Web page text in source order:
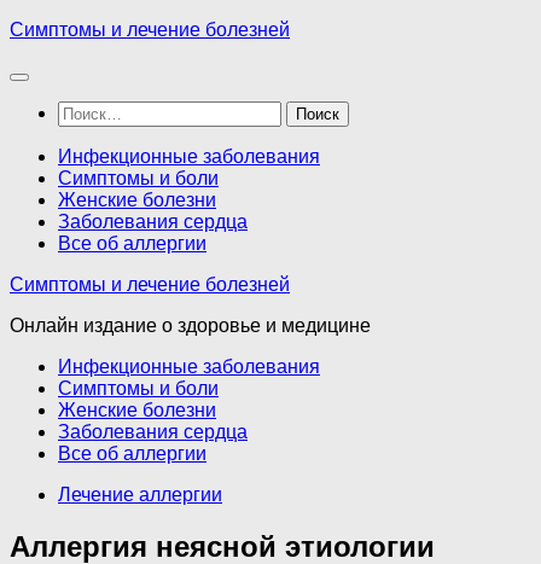
Перейти
содержимому
Симптомы и лечение болезней
Найти:
Инфекционные заболевания
Симптомы и боли
Женские болезни
Заболевания сердца
Все об аллергии
Симптомы и лечение болезней
Онлайн издание о здоровье и медицине
Инфекционные заболевания
Симптомы и боли
Женские болезни
Заболевания сердца
Все об аллергии
Лечение аллергии
Аллергия неясной этиологии